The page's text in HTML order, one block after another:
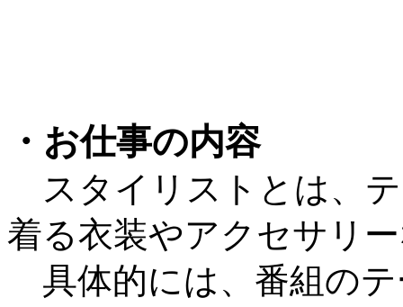
・お仕事の内容
スタイリストとは、
着る衣装やアクセサリ
具体的には、番組の